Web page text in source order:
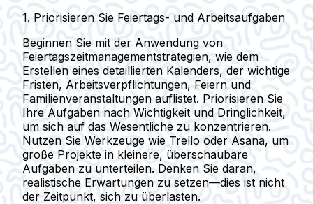
1. Priorisieren Sie Feiertags- und Arbeitsaufgaben
Beginnen Sie mit der Anwendung von
Feiertagszeitmanagementstrategien, wie dem
Erstellen eines detaillierten Kalenders, der wichtige
Fristen, Arbeitsverpflichtungen, Feiern und
Familienveranstaltungen auflistet. Priorisieren Sie
Ihre Aufgaben nach Wichtigkeit und Dringlichkeit,
um sich auf das Wesentliche zu konzentrieren.
Nutzen Sie Werkzeuge wie Trello oder Asana, um
große Projekte in kleinere, überschaubare
Aufgaben zu unterteilen. Denken Sie daran,
realistische Erwartungen zu setzen—dies ist nicht
der Zeitpunkt, sich zu überlasten.